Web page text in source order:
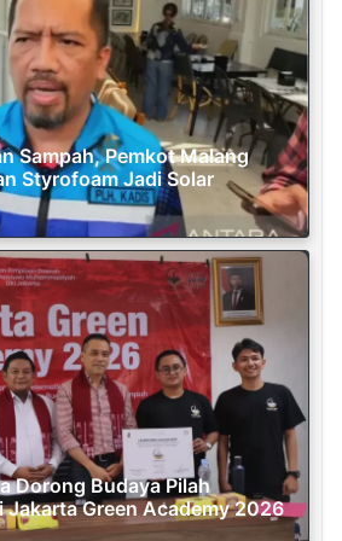
Sampah, Pemkot Malang
Styrofoam Jadi Solar
Dorong Budaya Pilah
Jakarta Green Academy 2026